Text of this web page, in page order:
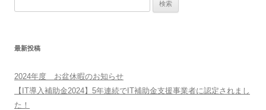
最新投稿
2024年度 お盆休暇のお知らせ
【IT導入補助金2024】5年連続でIT補助金支援事業者に認定されまし
た！